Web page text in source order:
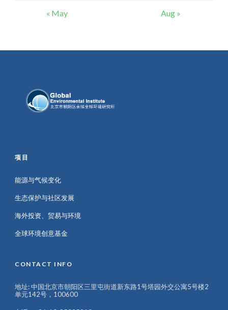
« May Aug »
项目
能源与气候变化
生态保护与社区发展
海外投资、贸易与环境
全球环境创意基金
CONTACT INFO
地址: 中国北京市朝阳区三里屯街道新东路1号塔园外交公寓5号楼2
单元142号，100600